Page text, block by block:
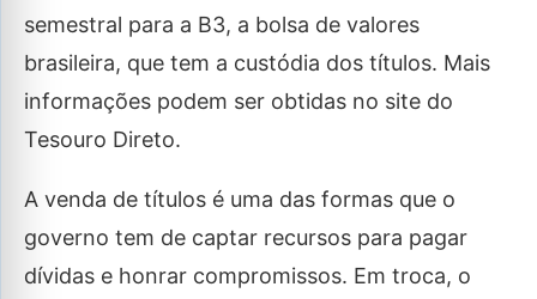
semestral para a B3, a bolsa de valores
brasileira, que tem a custódia dos títulos. Mais
informações podem ser obtidas no site do
Tesouro Direto.
A venda de títulos é uma das formas que o
governo tem de captar recursos para pagar
dívidas e honrar compromissos. Em troca, o